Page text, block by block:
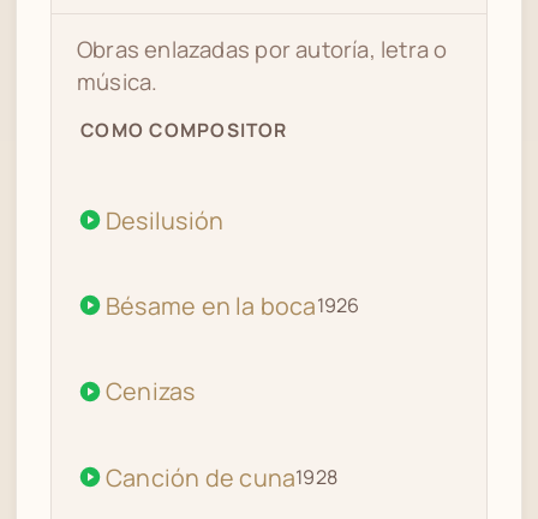
Obras enlazadas por autoría, letra o
música.
COMO COMPOSITOR
Desilusión
Bésame en la boca1926
Cenizas
Canción de cuna1928